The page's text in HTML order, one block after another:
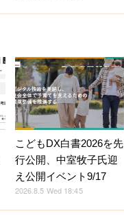
こどもDX白書2026を先
行公開、中室牧子氏迎
え公開イベント9/17
2026.8.5 Wed 18:45